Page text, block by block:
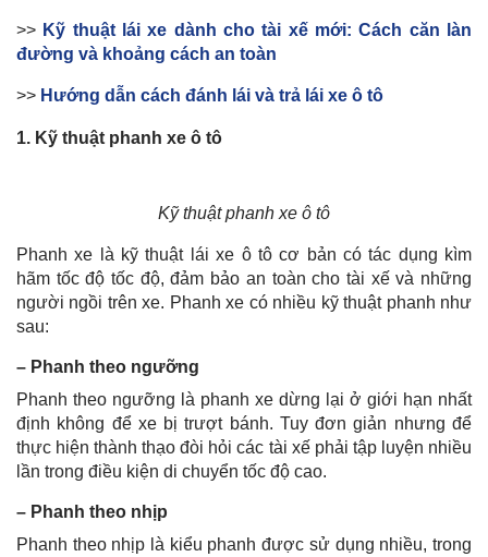
>> Kỹ thuật lái xe dành cho tài xế mới: Cách căn làn
đường và khoảng cách an toàn
>> Hướng dẫn cách đánh lái và trả lái xe ô tô
1. Kỹ thuật phanh xe ô tô
Kỹ thuật phanh xe ô tô
Phanh xe là kỹ thuật lái xe ô tô cơ bản có tác dụng kìm
hãm tốc độ tốc độ, đảm bảo an toàn cho tài xế và những
người ngồi trên xe. Phanh xe có nhiều kỹ thuật phanh như
sau:
– Phanh theo ngưỡng
Phanh theo ngưỡng là phanh xe dừng lại ở giới hạn nhất
định không để xe bị trượt bánh. Tuy đơn giản nhưng để
thực hiện thành thạo đòi hỏi các tài xế phải tập luyện nhiều
lần trong điều kiện di chuyển tốc độ cao.
– Phanh theo nhịp
Phanh theo nhịp là kiểu phanh được sử dụng nhiều, trong